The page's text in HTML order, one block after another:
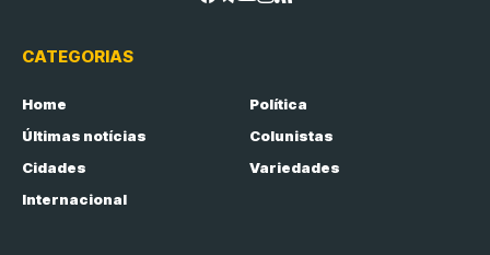
CATEGORIAS
Home
Política
Últimas notícias
Colunistas
Cidades
Variedades
Internacional